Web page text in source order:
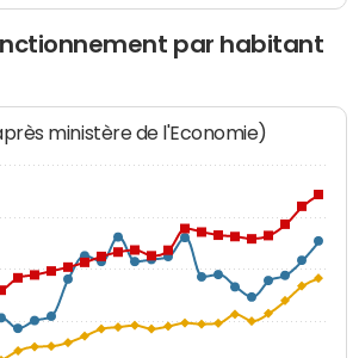
par habitant
ministère de l'Economie)